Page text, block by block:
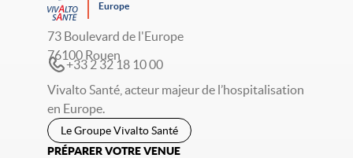
Europe
73 Boulevard de l'Europe
76100 Rouen
+33 2 32 18 10 00
Vivalto Santé, acteur majeur de l’hospitalisation
en Europe.
Le Groupe Vivalto Santé
PRÉPARER VOTRE VENUE